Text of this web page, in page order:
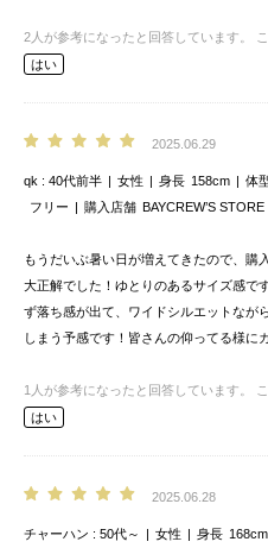
2 人が参考になったと回答しています。
はい
2025.06.29
qk 40代前半 女性 身長 158cm 体
フリー
購入店舗 BAYCREW’S STORE
もうだいぶ暑い日が増えてきたので、購
大正解でした！ゆとりのあるサイズ感で
ず落ち感が出て、ワイドシルエットなが
しまう予感です！皆さんの仰ってる様に
1 人が参考になったと回答しています。
はい
2025.06.28
チャーハン 50代～ 女性 身長 168cm